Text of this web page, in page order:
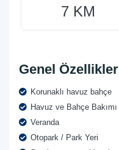
7 KM
Genel Özellikler
Korunaklı havuz bahçe
Havuz ve Bahçe Bakımı
Veranda
Otopark / Park Yeri